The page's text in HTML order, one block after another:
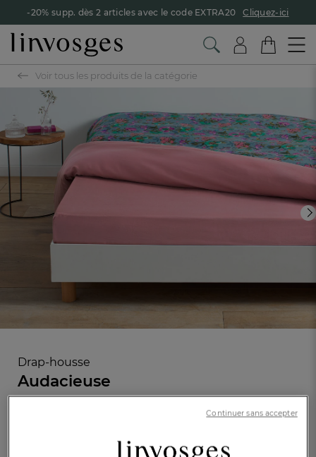
-20% supp. dès 2 articles avec le code EXTRA20 Cliquez-ici
Voir tous les produits de la catégorie
Drap-housse
Audacieuse
En savoir +
Continuer sans accepter